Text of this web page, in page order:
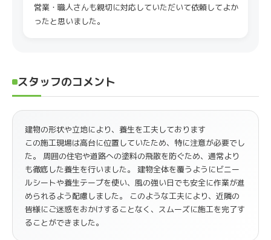
営業・職人さんも親切に対応していただいて依頼してよか
ったと思いました。
スタッフのコメント
建物の形状や立地により、養生を工夫しております
この施工現場は高台に位置していたため、特に注意が必要でし
た。 周囲の住宅や道路への塗料の飛散を防ぐため、通常より
も徹底した養生を行いました。 建物全体を覆うようにビニー
ルシートや養生テープを使い、風の強い日でも安全に作業が進
められるよう配慮しました。 このような工夫により、近隣の
皆様にご迷惑をおかけすることなく、スムーズに施工を完了す
ることができました。